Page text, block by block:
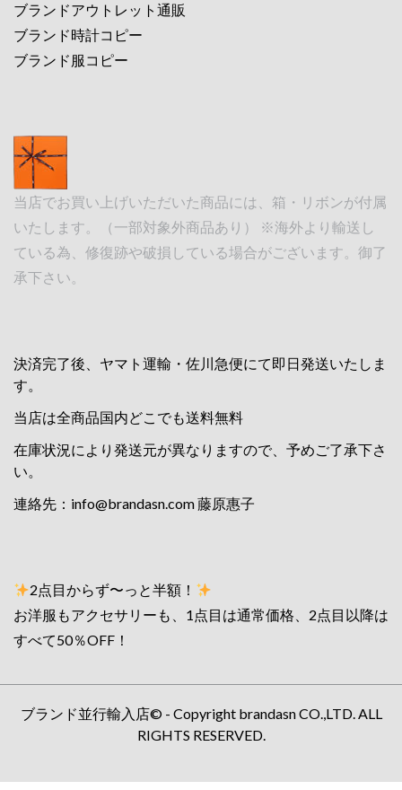
ブランドアウトレット通販
ブランド時計コピー
ブランド服コピー
当店でお買い上げいただいた商品には、箱・リボンが付属
いたします。（一部対象外商品あり） ※海外より輸送し
ている為、修復跡や破損している場合がございます。御了
承下さい。
決済完了後、ヤマト運輸・佐川急便にて即日発送いたしま
す。
当店は全商品国内どこでも送料無料
在庫状況により発送元が異なりますので、予めご了承下さ
い。
連絡先： info@brandasn.com藤原惠子
2点目からず〜っと半額！
お洋服もアクセサリーも、1点目は通常価格、2点目以降は
すべて50％OFF！
ブランド並行輸入店© - Copyright brandasn CO.,LTD. ALL
RIGHTS RESERVED.